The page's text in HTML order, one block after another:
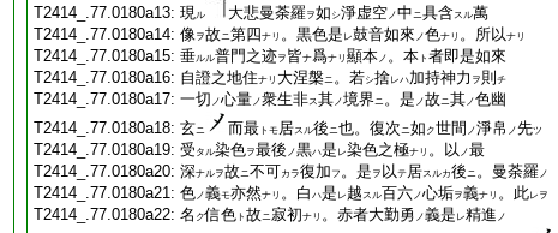
T2414_.77.0180a13: 現ル 大悲曼荼羅ヲ如 シ淨虚空ノ中ニ具含スル萬
T2414_.77.0180a14: 像ヲ故ニ第四ナリ 。黒色是 レ鼓音如來 ノ色ナリ 。所以ナリ
T2414_.77.0180a15: 垂ルル普門之迹ヲ 皆ナ爲ナリ 顯本ノ 。本 ト 者即是如來
T2414_.77.0180a16: 自證之地住ナリ 大涅槃ニ。若シ捨レハ加持神力 ヲ 則 チ
T2414_.77.0180a17: 一切 ノ心量ノ衆生非ス其ノ境界ニ。是 ノ故ニ其ノ色幽
T2414_.77.0180a18: 玄ニ 而最 トモ居スル後ニ也。復次ニ如 ク世間 ノ淨帛 ノ先ツ
T2414_.77.0180a19: 受 タル染色ヲ最後 ノ黒ハ是 レ染色之極ナリ 。以 ノ最
T2414_.77.0180a20: 深ナルヲ故ニ不可カラ復加 フ 。是 ヲ 以テ居スルカ後ニ。曼荼羅ノ
T2414_.77.0180a21: 色ノ義モ亦然ナリ 。白 ハ是 レ 越 スル百六ノ心垢ヲ義ナリ 。此レヲ
T2414_.77.0180a22: 名 ク信色 ト 故ニ寂初ナリ 。赤者大勤勇 ノ義是 レ精進 ノ